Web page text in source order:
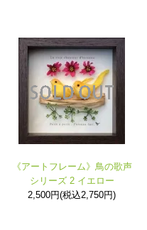
《アートフレーム》鳥の歌声
シリーズ 2 イエロー
2,500円(税込2,750円)